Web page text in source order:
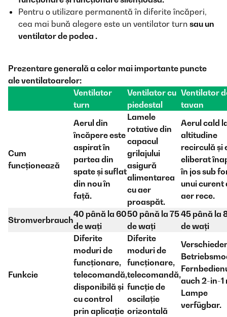
Pentru o utilizare permanentă în diferite încăperi,
cea mai bună alegere este un ventilator turn sau un
ventilator de podea .
Prezentare generală a celor mai importante puncte
ale ventilatoarelor:
Ventilator
turn
Ventilator cu
piedestal
Ventilator
tavan
Cum
funcționează
Aerul din
încăpere este
aspirat în
partea din
spate și suflat
din nou în
față.
Lamele
rotative din
capacul
grilajului
asigură
alimentarea
cu aer
proaspăt.
Aerul cald
altitudine
recirculă și
eliberat
în jos sub
unui curent
aer rece.
Stromverbrauch
40 până la 60
de wați
50 până la 75
de wați
45 până la
de wați
Funkcie
Diferite
moduri de
funcționare,
telecomandă,
disponibilă și
cu control
prin aplicație
Diferite
moduri de
funcționare,
telecomandă,
funcție de
oscilație
orizontală
auch 2-in-1
Lampe
verfügbar.